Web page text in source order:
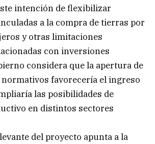
intención de flexibilizar
a la compra de tierras por
y otras limitaciones
con inversiones
considera que la apertura de
normativos favorecería el ingreso
las posibilidades de
en distintos sectores
del proyecto apunta a la